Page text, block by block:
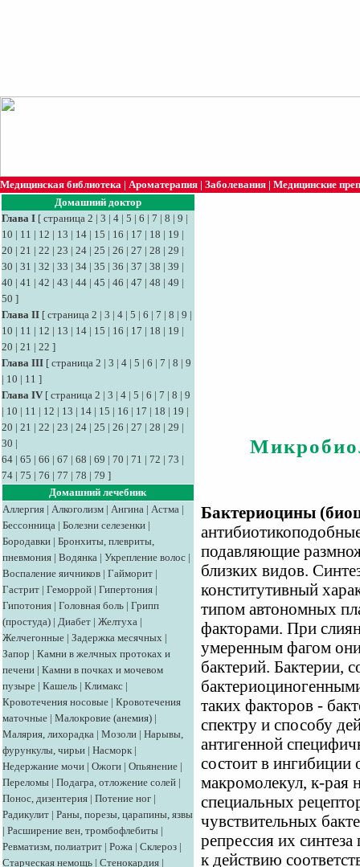
Медицинская библиотека | Ароматерапия | Заболевания | Медицинские
Домашний доктор
Глава I [ страница 2 | 3 | 4 | 5 | 6 | 7 | 8 | 9 |
10 | 11 | 12 | 13 | 14 | 15 | 16 | 17 | 18 | 19 |
20 | 21 | 22 | 23 | 24 | 25 | 26 | 27 | 28 | 29 |
30 | 31 | 32 | 33 | 34 | 35 | 36 | 37 | 38 | 39 |
40 | 41 | 42 | 43 | 44 | 45 | 46 | 47 | 48 | 49 |
50 ]
Глава II [ страница 2 | 3 | 4 | 5 | 6 | 7 | 8 | 9 |
10 | 11 | 12 | 13 | 14 | 15 | 16 | 17 | 18 | 19 |
20 | 21 | 22 ]
Глава III [ страница 2 | 3 | 4 | 5 | 6 | 7 | 8 | 9
| 10 | 11 ]
Глава IV [ страница 2 | 3 | 4 | 5 | 6 | 7 | 8 | 9
| 10 | 11 | 12 | 13 | 14 | 15 | 16 | 17 | 18 | 19 |
20 | 21 | 22 | 23 | 24 | 25 | 26 | 27 | 28 | 29 |
30 |
64 | 65 | 66 | 67 | 68 | 69 | 70 | 71 | 72 | 73 |
74 | 75 | 76 | 77 | 78 | 79 ]
Домашний лечебник
Аллергия | Алкоголизм | Ангина | Астма |
Бессонница | Болезни селезенки |
Бородавки | Бронхиты, плевриты,
пневмония | Водянка | Укрепление волос |
Воспаление яичников | Гайморит |
Гастрит | Геморрой | Гипертония |
Гипотония | Головная боль | Грипп
(простуда) | Диабет | Желтуха |
Желчегонные | Задержка месячных |
Запор | Камни в желчных протоках и
печени | Камни в почках и мочевом
пузыре | Кашель | Климакс |
Кровотечения носовые | Кровотечения
маточные | Малокровие (анемия) |
Малярия, лихорадка | Мозоли | Нарывы,
фурункулы, чирьи | Насморк |
Недержание мочи | Ожоги | Опьянение |
Переломы | Подагра, отложение солей |
Понос, дизентерия | Потение ног |
Радикулит | Раны, порезы, царапины, язвы
| Расширение вен, тромбофлебиты |
Ревматизм, полиатрит | Рожа | Склероз |
Старческая немощь | Стенокардия |
Бактериоцины
подавляющие
близких видов.
конститутивный
типом автономных
факторами. При
умеренным фагом
бактерий. Бактерии,
таких факторов -
спектру и способу
антигенной
состоит в ингибиции
макромолекул, к-рая
специальных
чувствительных
репрессия их
к действию